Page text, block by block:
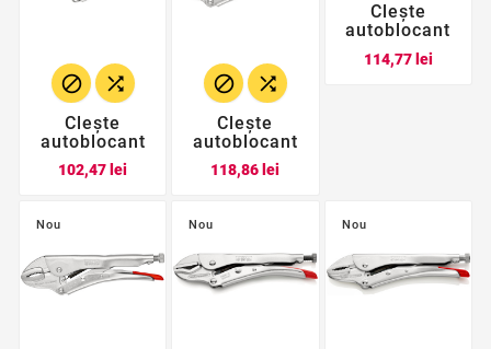
 
Clește
autoblocant
102,47 lei
 
Clește
autoblocant
118,86 lei
Clește
autoblocant
114,77 leiPret
Nou Nou Nou